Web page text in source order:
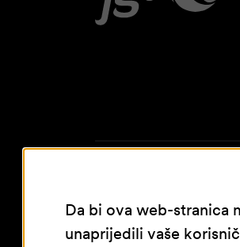
Da bi ova web-stranica
unaprijedili vaše